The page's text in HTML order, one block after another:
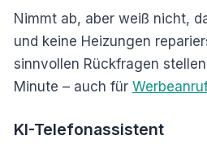
Nimmt ab, aber weiß nicht,
und keine Heizungen
sinnvollen Rückfragen
Minute – auch für
KI-Telefonassistent